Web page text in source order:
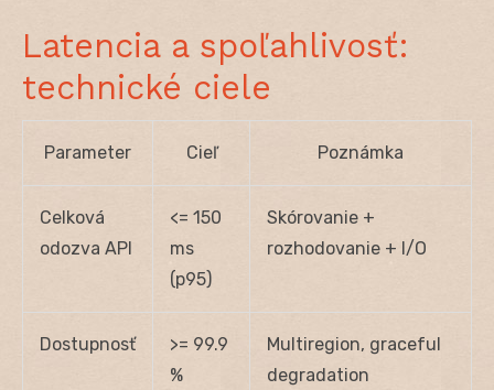
Latencia a spoľahlivosť:
technické ciele
Parameter Cieľ Poznámka
Celková
odozva API
<= 150
ms
(p95)
Skórovanie +
rozhodovanie + I/O
Dostupnosť
>= 99.9
%
Multiregion, graceful
degradation